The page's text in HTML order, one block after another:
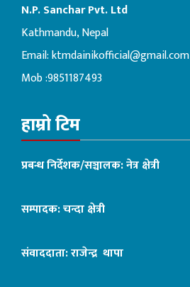
N.P. Sanchar Pvt. Ltd
Kathmandu, Nepal
Email:ktmdainikofficial@gmail.com
Mob :9851187493
हाम्रो टिम
प्रबन्ध निर्देशक/सञ्चालक: नेत्र क्षेत्री
सम्पादक: चन्दा क्षेत्री
संवाददाता: राजेन्द्र थापा